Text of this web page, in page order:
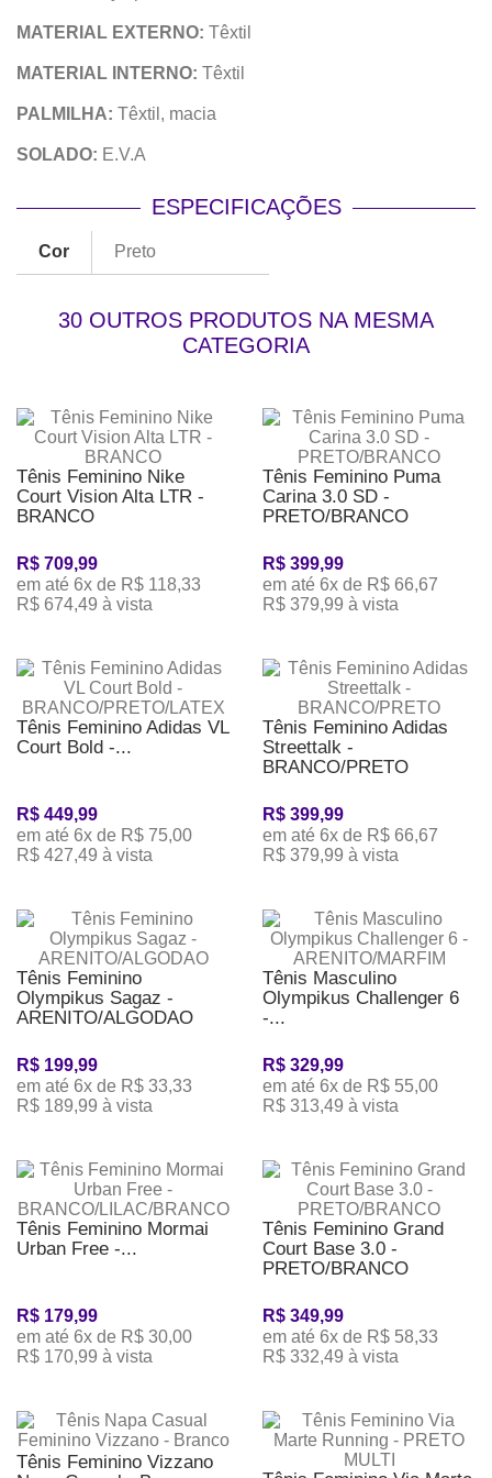
MATERIAL EXTERNO: Têxtil
MATERIAL INTERNO: Têxtil
PALMILHA: Têxtil, macia
SOLADO: E.V.A
ESPECIFICAÇÕES
Cor Preto
30 OUTROS PRODUTOS NA MESMA
CATEGORIA
Tênis Feminino Nike
Court Vision Alta LTR -
BRANCO
R$ 709,99
em até 6x de R$ 118,33
R$ 674,49 à vista
Tênis Feminino Puma
Carina 3.0 SD -
PRETO/BRANCO
R$ 399,99
em até 6x de R$ 66,67
R$ 379,99 à vista
Tênis Feminino Adidas VL
Court Bold -...
R$ 449,99
em até 6x de R$ 75,00
R$ 427,49 à vista
Tênis Feminino Adidas
Streettalk -
BRANCO/PRETO
R$ 399,99
em até 6x de R$ 66,67
R$ 379,99 à vista
Tênis Feminino
Olympikus Sagaz -
ARENITO/ALGODAO
R$ 199,99
em até 6x de R$ 33,33
R$ 189,99 à vista
Tênis Masculino
Olympikus Challenger 6
-...
R$ 329,99
em até 6x de R$ 55,00
R$ 313,49 à vista
Tênis Feminino Mormai
Urban Free -...
R$ 179,99
em até 6x de R$ 30,00
R$ 170,99 à vista
Tênis Feminino Grand
Court Base 3.0 -
PRETO/BRANCO
R$ 349,99
em até 6x de R$ 58,33
R$ 332,49 à vista
Tênis Feminino Vizzano